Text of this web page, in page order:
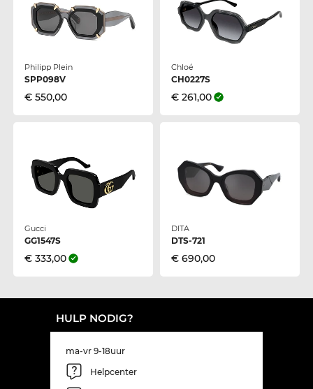
Philipp Plein
SPP098V
€ 550,00
Chloé
CH0227S
€ 261,00
Gucci
GG1547S
€ 333,00
DITA
DTS-721
€ 690,00
HULP NODIG?
ma-vr 9-18uur
Helpcenter